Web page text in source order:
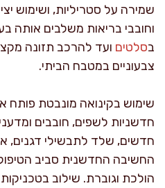
שמירה על סטריליות, ושימוש
וחובבי בריאות משלבים אותה
בסלטים ועד להרכב תזונה
צבעוניים במטבח הביתי.
שימוש בקינואה מונבטת פותח
חדשניות לשפים, חובבים
חדשים, שלד לתבשילי דגנים,
החשיבה החדשנית סביב
הולכת וגוברת. שילוב